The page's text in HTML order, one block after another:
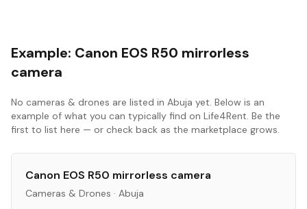
Example: Canon EOS R50 mirrorless
camera
No cameras & drones are listed in Abuja yet. Below is an
example of what you can typically find on Life4Rent. Be the
first to list here — or check back as the marketplace grows.
Canon EOS R50 mirrorless camera
Cameras & Drones · Abuja